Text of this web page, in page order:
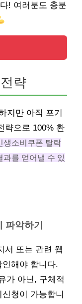
! 여러분도 충분
략
지만 아직 포기
략으로 100% 환
생소비쿠폰 탈락
과를 얻어낼 수 있
파악하기
서 또는 관련 웹
인해야 합니다.
가 아닌, 구체적
청이 가능합니